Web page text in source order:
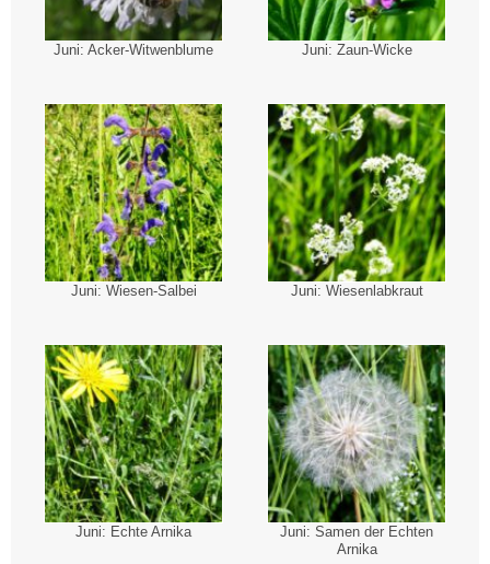
Juni: Acker-Witwenblume Juni: Zaun-Wicke
Juni: Wiesen-Salbei Juni: Wiesenlabkraut
Juni: Echte Arnika
Juni: Samen der Echten
Arnika